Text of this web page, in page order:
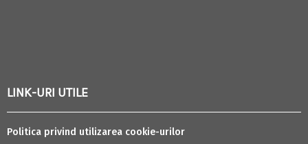
LINK-URI UTILE
Politica privind utilizarea cookie-urilor